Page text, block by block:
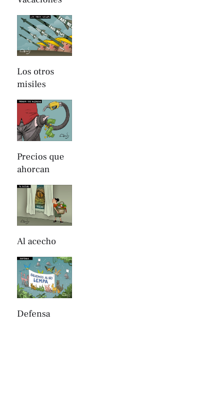
Los otros
misiles
Precios que
ahorcan
Al acecho
Defensa